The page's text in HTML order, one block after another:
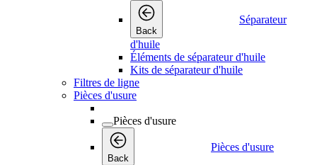
Back
Séparateur
d'huile
Éléments de séparateur d'huile
Kits de séparateur d'huile
Filtres de ligne
Pièces d'usure
Pièces d'usure
Back
Pièces d'usure